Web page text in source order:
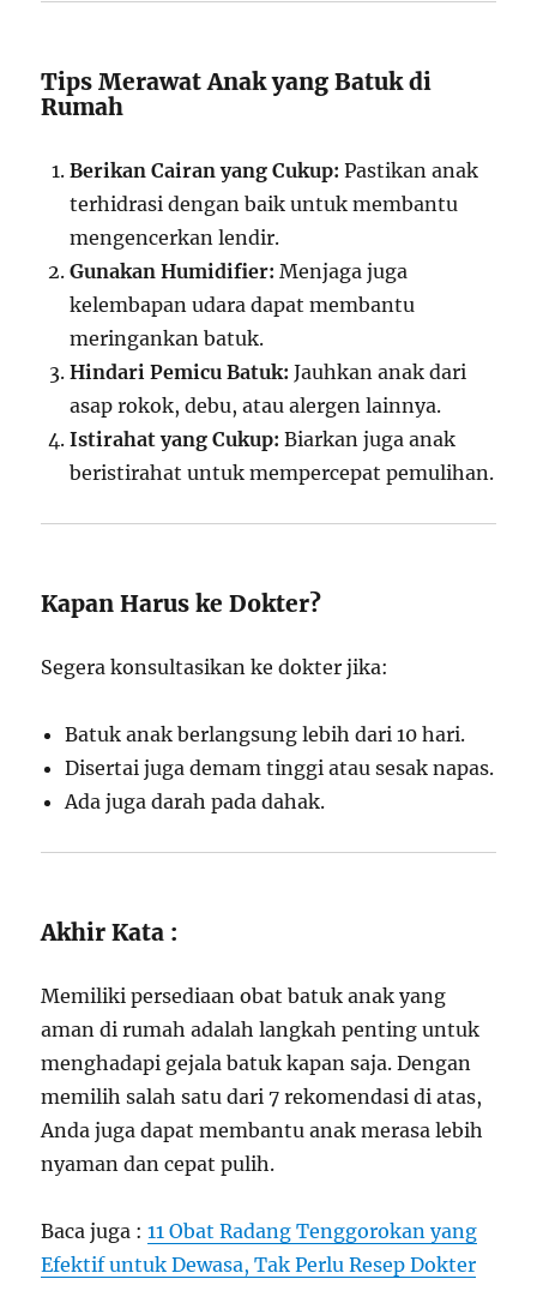
Tips Merawat Anak yang Batuk di
Rumah
Berikan Cairan yang Cukup: Pastikan anak
terhidrasi dengan baik untuk membantu
mengencerkan lendir.
Gunakan Humidifier: Menjaga juga
kelembapan udara dapat membantu
meringankan batuk.
Hindari Pemicu Batuk: Jauhkan anak dari
asap rokok, debu, atau alergen lainnya.
Istirahat yang Cukup: Biarkan juga anak
beristirahat untuk mempercepat pemulihan.
Kapan Harus ke Dokter?
Segera konsultasikan ke dokter jika:
Batuk anak berlangsung lebih dari 10 hari.
Disertai juga demam tinggi atau sesak napas.
Ada juga darah pada dahak.
Akhir Kata :
Memiliki persediaan obat batuk anak yang
aman di rumah adalah langkah penting untuk
menghadapi gejala batuk kapan saja. Dengan
memilih salah satu dari 7 rekomendasi di atas,
Anda juga dapat membantu anak merasa lebih
nyaman dan cepat pulih.
Baca juga :11 Obat Radang Tenggorokan yang
Efektif untuk Dewasa, Tak Perlu Resep Dokter